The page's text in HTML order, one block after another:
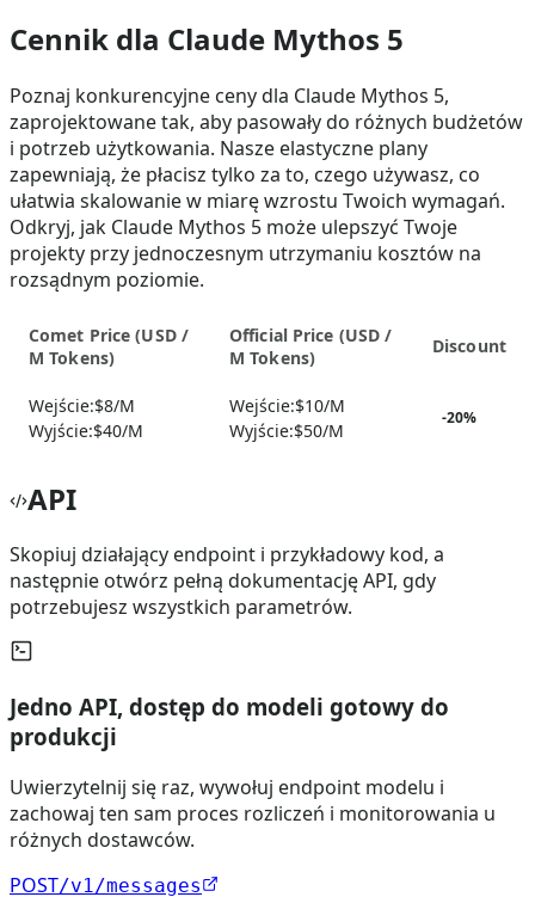
Cennik dla Claude Mythos 5
Poznaj konkurencyjne ceny dla Claude Mythos 5,
zaprojektowane tak, aby pasowały do różnych budżetów
i potrzeb użytkowania. Nasze elastyczne plany
zapewniają, że płacisz tylko za to, czego używasz, co
ułatwia skalowanie w miarę wzrostu Twoich wymagań.
Odkryj, jak Claude Mythos 5 może ulepszyć Twoje
projekty przy jednoczesnym utrzymaniu kosztów na
rozsądnym poziomie.
Comet Price (USD /
M Tokens)
Official Price (USD /
M Tokens)
Discount
Wejście:$8/M
Wyjście:$40/M
Wejście:$10/M
Wyjście:$50/M
-20%
API
Skopiuj działający endpoint i przykładowy kod, a
następnie otwórz pełną dokumentację API, gdy
potrzebujesz wszystkich parametrów.
Jedno API, dostęp do modeli gotowy do
produkcji
Uwierzytelnij się raz, wywołuj endpoint modelu i
zachowaj ten sam proces rozliczeń i monitorowania u
różnych dostawców.
POST/v1/messages